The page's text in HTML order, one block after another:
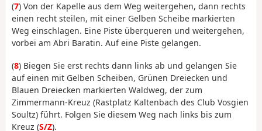
(7) Von der Kapelle aus dem Weg weitergehen, dann rechts
einen recht steilen, mit einer Gelben Scheibe markierten
Weg einschlagen. Eine Piste überqueren und weitergehen,
vorbei am Abri Baratin. Auf eine Piste gelangen.
(8) Biegen Sie erst rechts dann links ab und gelangen Sie
auf einen mit Gelben Scheiben, Grünen Dreiecken und
Blauen Dreiecken markierten Waldweg, der zum
Zimmermann-Kreuz (Rastplatz Kaltenbach des Club Vosgien
Soultz) führt. Folgen Sie diesem Weg nach links bis zum
Kreuz (S/Z).